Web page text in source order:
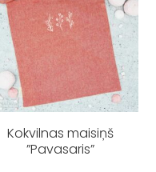
Kokvilnas maisiņš
”Pavasaris”